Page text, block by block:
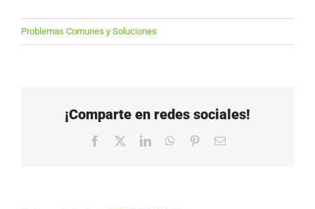
Problemas Comunes y Soluciones
¡Comparte en redes sociales!
Facebook LinkedInWhatsApp
PinterestCorreo